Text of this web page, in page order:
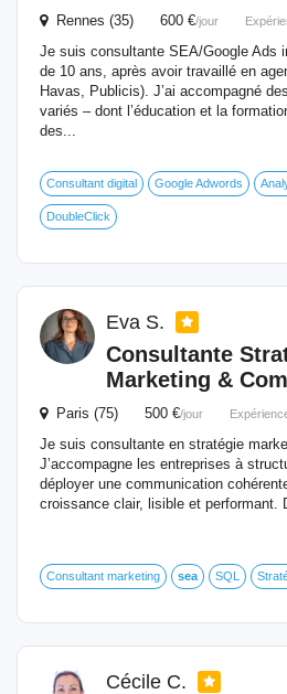
Rennes (35) 600 €/jour
Je suis consultante SEA/Google Ads
de 10 ans, après avoir travaillé en
Havas, Publicis). J’ai accompagné
variés – dont l’éducation et la
des...
Consultant digital Google Adwords
DoubleClick
Eva S.
Consultante
Marketing &
Paris (75) 500 €/jour
Je suis consultante en stratégie
J’accompagne les entreprises à
déployer une communication
croissance clair, lisible et performant.
Consultant marketing sea SQL
Cécile C.